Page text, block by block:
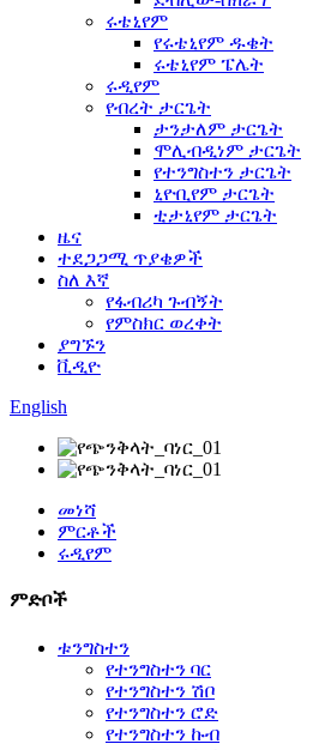
ሩቴኒየም
የሩቴኒየም ዱቄት
ሩቴኒየም ፔሌት
ሩዲየም
የብረት ታርጌት
ታንታለም ታርጌት
ሞሊብዲነም ታርጌት
የተንግስተን ታርጌት
ኒዮቢየም ታርጌት
ቲታኒየም ታርጌት
ዜና
ተደጋጋሚ ጥያቄዎች
ስለ እኛ
የፋብሪካ ጉብኝት
የምስክር ወረቀት
ያግኙን
ቪዲዮ
English
መነሻ
ምርቶች
ሩዲየም
ምድቦች
ቱንግስተን
የተንግስተን ባር
የተንግስተን ሽቦ
የተንግስተን ሮድ
የተንግስተን ኩብ